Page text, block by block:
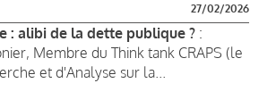
27/02/2026
: alibi de la dette publique ? :
Membre du Think tank CRAPS (le
et d'Analyse sur la...